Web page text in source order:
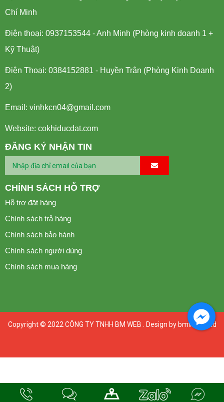
Chí Minh
Điện thoại: 0937153544 - Anh Minh (Phòng kinh doanh 1 +
Kỹ Thuật)
Điện Thoại: 0384152881 - Huyền Trân (Phòng Kinh Doanh
2)
Email: vinhkcn04@gmail.com
Website: cokhiducdat.com
ĐĂNG KÝ NHẬN TIN
CHÍNH SÁCH HỖ TRỢ
Hỗ trợ đặt hàng
Chính sách trả hàng
Chính sách bảo hành
Chính sách người dùng
Chính sách mua hàng
Copyright © 2022CÔNG TY TNHH BM WEB . Design by bmweb., Ltd